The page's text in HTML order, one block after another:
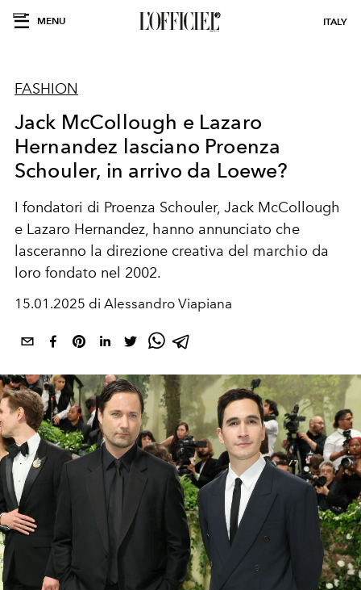
MENU ITALY
FASHION
Jack McCollough e Lazaro
Hernandez lasciano Proenza
Schouler, in arrivo da Loewe?
I fondatori di Proenza Schouler, Jack McCollough
e Lazaro Hernandez, hanno annunciato che
lasceranno la direzione creativa del marchio da
loro fondato nel 2002.
15.01.2025 di Alessandro Viapiana